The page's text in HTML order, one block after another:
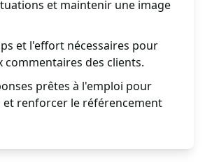
et maintenir une image
et l'effort nécessaires pour
commentaires des clients.
prêtes à l'emploi pour
et renforcer le référencement